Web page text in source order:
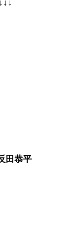
↓↓↓
田恭平